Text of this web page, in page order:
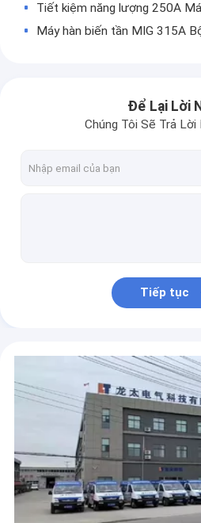
Phụ tùng máy hàn
Tiết kiệm năng lượng 250A Máy hàn
Máy hàn biến tần MIG 315A Bộ cấp
Máy cắt plasma di động DC Inverter
Máy hàn Tig tần số cao MMA 300A
Máy hàn một pha Mosfet 220V ARC 200A
Máy hàn biến tần IGBT 120A DC
Máy hàn biến tần ARC 400A MMA
Máy hàn biến tần Igbt MMA
5KG Flux Cord Wire Di động Mig Welder
Để Lại Lời
Chúng Tôi Sẽ Trả Lời
Tiếp tục